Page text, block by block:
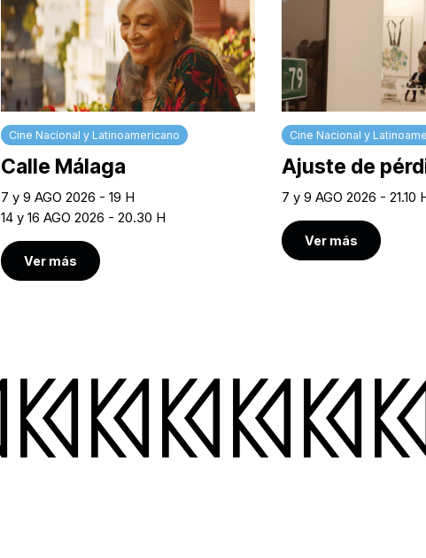
Cine Nacional y Latinoamericano
Calle Málaga
7 y 9 AGO 2026 - 19 H
14 y 16 AGO 2026 - 20.30 H
Ver más
Cine Nacional y
Ajuste de
7 y 9 AGO 2026 - 21.10
Ver más